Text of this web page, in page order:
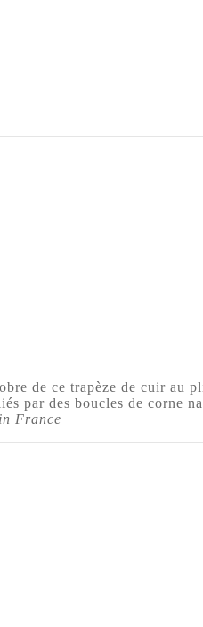
de ce trapèze de cuir au
par des boucles de corne
France